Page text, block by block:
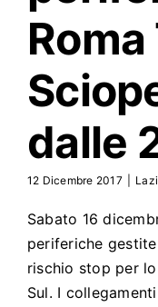
Roma
dalle
12 Dicembre 2017
Sabato 16
periferiche
rischio stop per
Sul. I